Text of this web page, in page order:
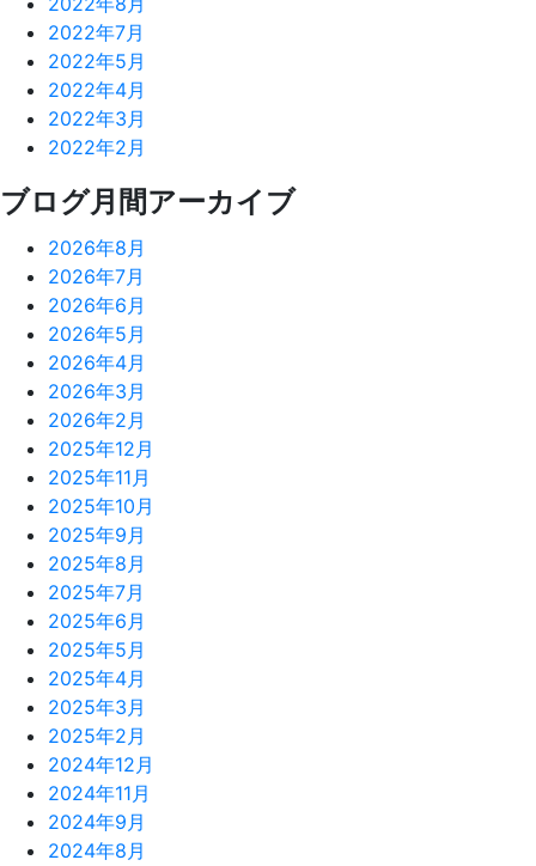
2022年7月
2022年5月
2022年4月
2022年3月
2022年2月
ブログ月間アーカイブ
2026年8月
2026年7月
2026年6月
2026年5月
2026年4月
2026年3月
2026年2月
2025年12月
2025年11月
2025年10月
2025年9月
2025年8月
2025年7月
2025年6月
2025年5月
2025年4月
2025年3月
2025年2月
2024年12月
2024年11月
2024年9月
2024年8月